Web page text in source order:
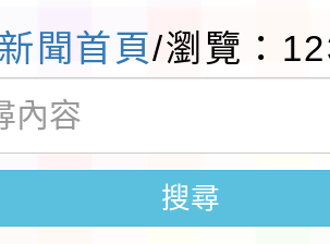
「藝術教育日」
學年度第1學
招考代課鐘點教
1次公告分次招考)
度兒童課後照顧
業訓練課程
市體育總會划船
年桃園市運動會
115年度
聞首頁/瀏覽：
搜尋